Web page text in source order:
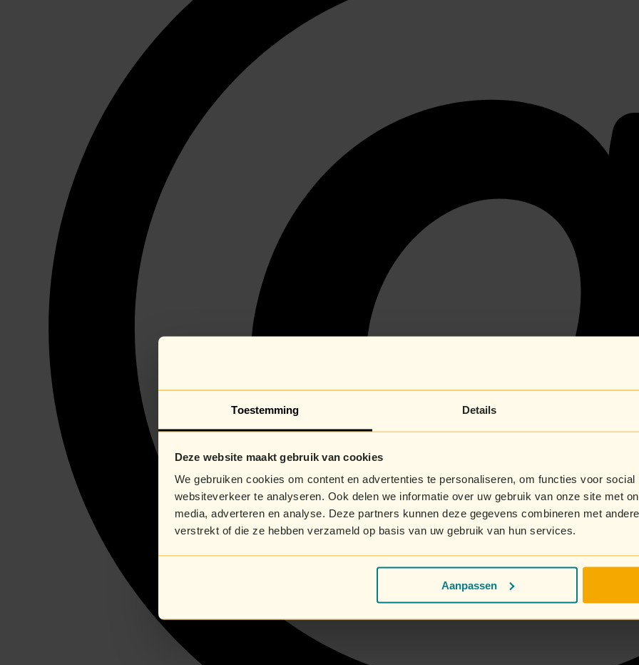
Toestemming Details
Deze website maakt gebruik van cookies
We gebruiken cookies om content en advertenties te personaliseren, om functies voor
websiteverkeer te analyseren. Ook delen we informatie over uw gebruik van onze site met
media, adverteren en analyse. Deze partners kunnen deze gegevens combineren met
verstrekt of die ze hebben verzameld op basis van uw gebruik van hun services.
Aanpassen